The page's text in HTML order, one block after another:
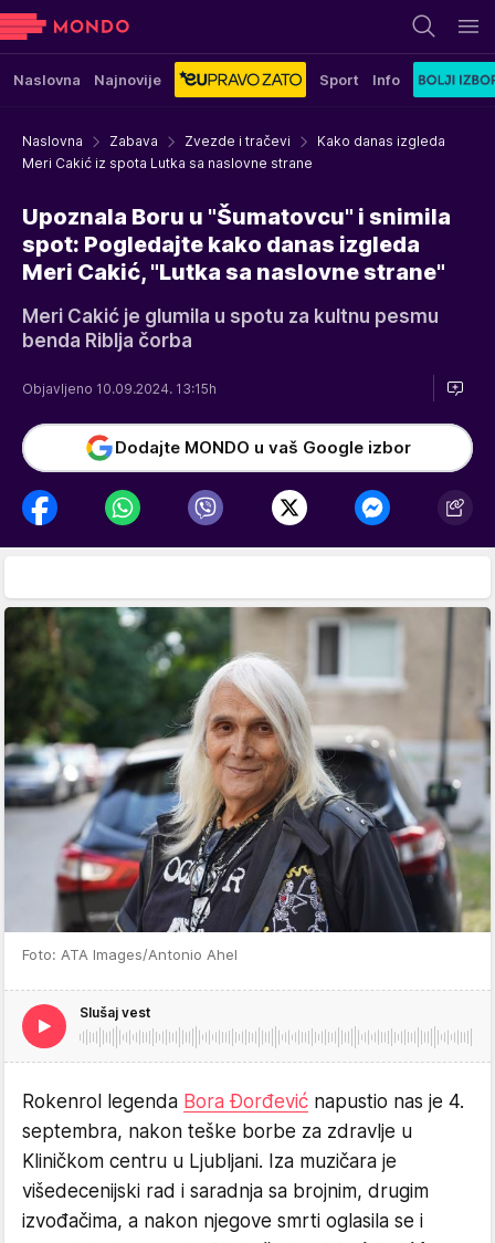
Naslovna Najnovije Sport Info
Naslovna Zabava Zvezde i tračevi
Kako danas izgleda
Meri Cakić iz spota Lutka sa naslovne strane
Upoznala Boru u "Šumatovcu" i snimila
spot: Pogledajte kako danas izgleda
Meri Cakić, "Lutka sa naslovne strane"
Meri Cakić je glumila u spotu za kultnu pesmu
benda Riblja čorba
Objavljeno 10.09.2024. 13:15h
Dodajte MONDO u vaš Google izbor
Foto: ATA Images/Antonio Ahel
Slušaj vest
Rokenrol legenda Bora Đorđević napustio nas je 4.
septembra, nakon teške borbe za zdravlje u
Kliničkom centru u Ljubljani. Iza muzičara je
višedecenijski rad i saradnja sa brojnim, drugim
izvođačima, a nakon njegove smrti oglasila se i